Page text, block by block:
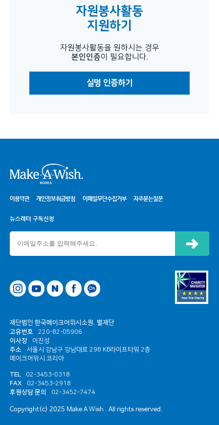
자원봉사활동
지원하기
자원봉사활동을 원하시는 경우
본인인증이 필요합니다.
실명 인증하기
이용약관 개인정보취급방침 이메일무단수집거부 자주묻는질문
뉴스레터 구독신청
이버페이스북카카오톡 채널
재단법인 한국메이크어위시소원. 별재단
고유번호
220-82-05906
이사장
이진성
주소
서울시 강남구 강남대로 298 KB라이프타워 2층
메이크어위시 코리아
TEL
02-3453-0318
FAX
02-3453-2918
후원상담 문의
02-3452-7474
Copyright(c) 2025 Make A Wish . All rights reserved.